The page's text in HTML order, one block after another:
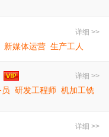
详细 >>
新媒体运营 生产工人
详细 >>
研发工程师 机加工铣
详细 >>